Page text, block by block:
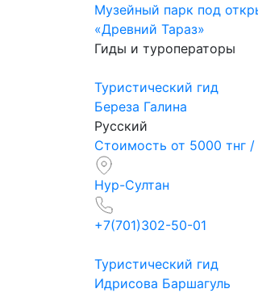
Музейный парк под
«Древний Тараз»
Гиды и туроператоры
Туристический гид
Береза Галина
Русский
Стоимость от 5000 тнг /
Нур-Султан
+7(701)302-50-01
Туристический гид
Идрисова Баршагуль